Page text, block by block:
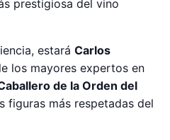
prestigiosa del vino
estará Carlos
los mayores expertos en
de la Orden del
figuras más respetadas del